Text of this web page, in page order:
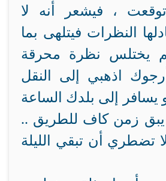
، فيشعر أنه لا
النظرات فيتلهى بما
يختلس نظرة محرقة
اذهبي إلى النقل
يسافر إلى بلدك الساعة
يبق زمن كاف للطريق ..
تضطري أن تبقي الليلة